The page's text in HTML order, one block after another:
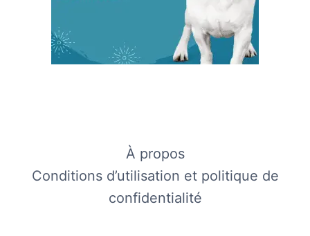
À propos
Conditions d’utilisation et politique de
confidentialité